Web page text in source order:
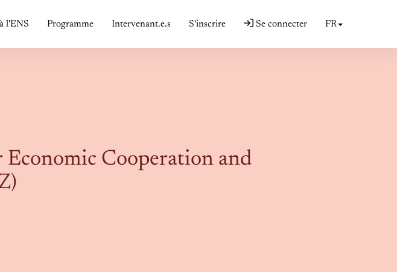
l'ENS Programme Intervenant.e.s S'inscrire Se connecter FR
Cooperation and